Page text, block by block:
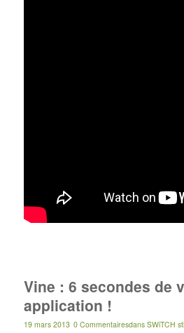
Vine : 6 secondes de
application !
19 mars 2013 0 Commentairesdans SWiTCH